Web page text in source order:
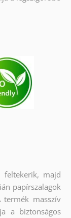
feltekerik, majd
papírszalagok
masszív
a biztonságos